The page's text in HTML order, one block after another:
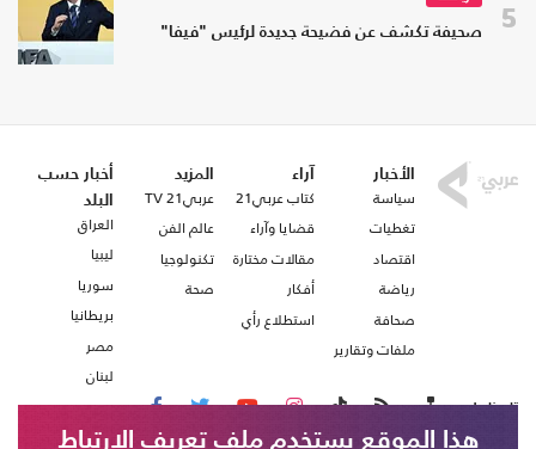
5 صحيفة تكشف عن فضيحة جديدة لرئيس "فيفا"
الأخبار
سياسة
تغطيات
اقتصاد
رياضة
صحافة
ملفات وتقارير
آراء
كتاب عربي21
قضايا وآراء
مقالات مختارة
أفكار
استطلاع رأي
المزيد
عربي21 TV
عالم الفن
تكنولوجيا
صحة
أخبار حسب
البلد
العراق
ليبيا
سوريا
بريطانيا
مصر
لبنان
تابعنا على
هذا الموقع يستخدم ملف تعريف الارتباط